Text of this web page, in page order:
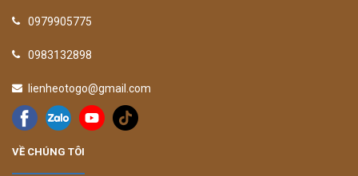
0979905775
0983132898
lienheotogo@gmail.com
VỀ CHÚNG TÔI